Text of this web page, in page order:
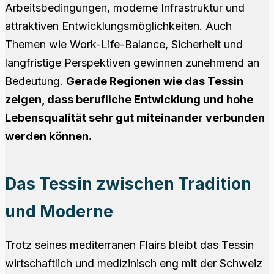
Arbeitsbedingungen, moderne Infrastruktur und
attraktiven Entwicklungsmöglichkeiten. Auch
Themen wie Work-Life-Balance, Sicherheit und
langfristige Perspektiven gewinnen zunehmend an
Bedeutung. Gerade Regionen wie das Tessin
zeigen, dass berufliche Entwicklung und hohe
Lebensqualität sehr gut miteinander verbunden
werden können.
Das Tessin zwischen Tradition
und Moderne
Trotz seines mediterranen Flairs bleibt das Tessin
wirtschaftlich und medizinisch eng mit der Schweiz